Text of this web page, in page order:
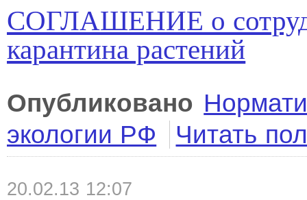
СОГЛАШЕНИЕ о
карантина растений
Опубликовано
экологии РФ
Читать
20.02.13 12:07